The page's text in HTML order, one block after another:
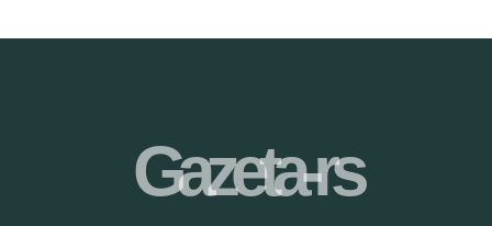
Gazeta-rs